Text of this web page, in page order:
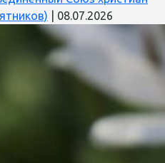
08.07.2026